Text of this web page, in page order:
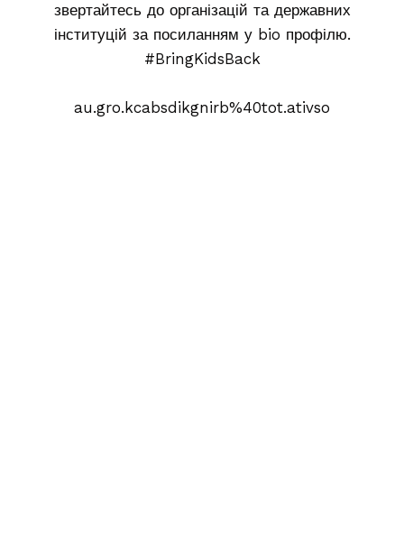
звертайтесь до організацій та державних
інституцій за посиланням у bio профілю.
#BringKidsBack
au.gro.kcabsdikgnirb%40tot.ativso